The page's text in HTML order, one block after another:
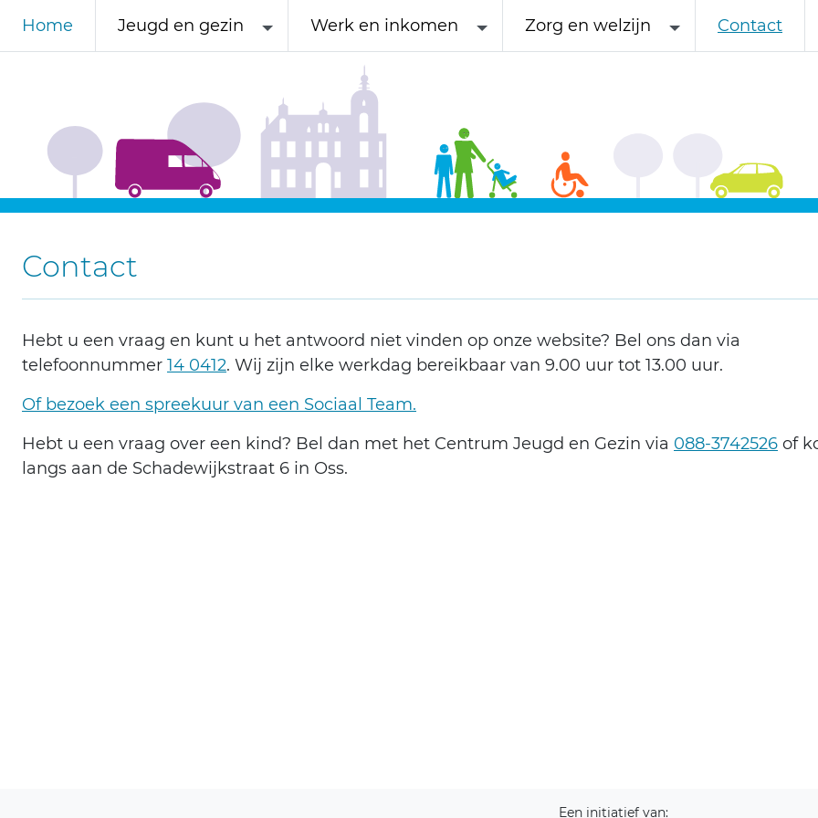
Home Jeugd en gezin Werk en inkomen Zorg en welzijn Contact
Contact
Hebt u een vraag en kunt u het antwoord niet vinden op onze website? Bel ons dan via
telefoonnummer 14 0412. Wij zijn elke werkdag bereikbaar van 9.00 uur tot 13.00 uur.
Of bezoek een spreekuur van een Sociaal Team.
Hebt u een vraag over een kind? Bel dan met het Centrum Jeugd en Gezin via 088-3742526 of
langs aan de Schadewijkstraat 6 in Oss.
Een initiatief van: